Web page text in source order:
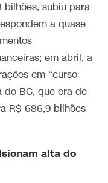
bilhões, subiu para
a quase
em abril, a
em “curso
do BC, que era de
R$ 686,9 bilhões
alta do